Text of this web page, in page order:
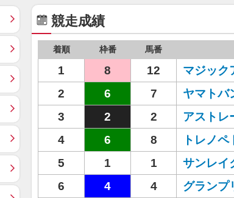
競走成績
着順 枠番 馬番
1 8 12 マジック
2
6 7 ヤマトバ
3
2 2 アストレ
4
6 8 トレノ
5
1 1 サンレイ
6
4 4 グランプ